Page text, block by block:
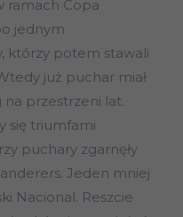
ramach Copa
jednym
którzy potem stawali
już puchar miał
przestrzeni lat.
się triumfami
puchary zgarnęły
Jeden mniej
Nacional. Reszcie